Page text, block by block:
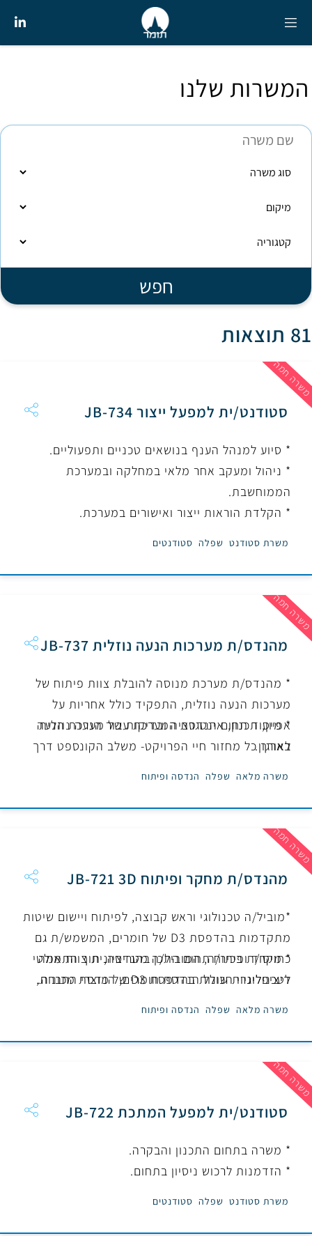
המשרות שלנו
81 תוצאות
חמה
סטודנט/ית למפעל ייצור JB-734
* סיוע למנהל הענף בנושאים טכניים ותפעוליים.
* ניהול ומעקב אחר מלאי במחלקה ובמערכת
הממוחשבת.
* הקלדת הוראות ייצור ואישורים במערכת.
משרת סטודנט שפלה סטודנטים
חמה
מהנדס/ת מערכות הנעה נוזלית JB-737
* מהנדס/ת מערכת מנוסה להובלת צוות פיתוח של
מערכות הנעה נוזלית, התפקיד כולל אחריות על
אפיון, תכנון, אינטגרציה ובדיקות של מערכת הנעה
לאורך כל מחזור חיי הפרויקט- משלב הקונספט דרך
* מיסוד תחום הנדסת המערכת עבור הנעה נוזלית
בארגון.
משרה מלאה שפלה הנדסה ופיתוח
חמה
מהנדס/ת מחקר ופיתוח JB-721 3D
*מוביל/ה טכנולוגי וראש קבוצה, לפיתוח ויישום שיטות
מתקדמות בהדפסת D3 של חומרים, המשמש/ת גם
כחוקר/ת בכיר/ה, המוביל/ה מטריציונית צוות מולטי
דיציפלינרי הכולל הנדסת חומרים, הנדסת מכונות,
* מיסוד ופיתוח תחום התכן בהנדסה, תוך התאמה
לטכנולוגיות שונות בהדפסת D3 של מוצרי החברה.
משרה מלאה שפלה הנדסה ופיתוח
חמה
סטודנט/ית למפעל המתכת JB-722
* משרה בתחום התכנון והבקרה.
* הזדמנות לרכוש ניסיון בתחום.
משרת סטודנט שפלה סטודנטים